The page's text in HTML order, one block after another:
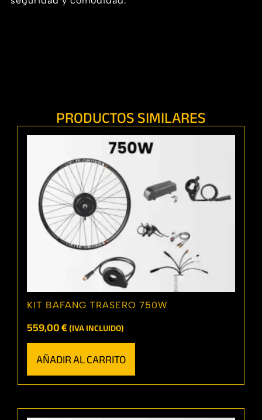
PRODUCTOS SIMILARES
KIT BAFANG TRASERO 750W
559,00€(IVA INCLUIDO)
AÑADIR AL CARRITO